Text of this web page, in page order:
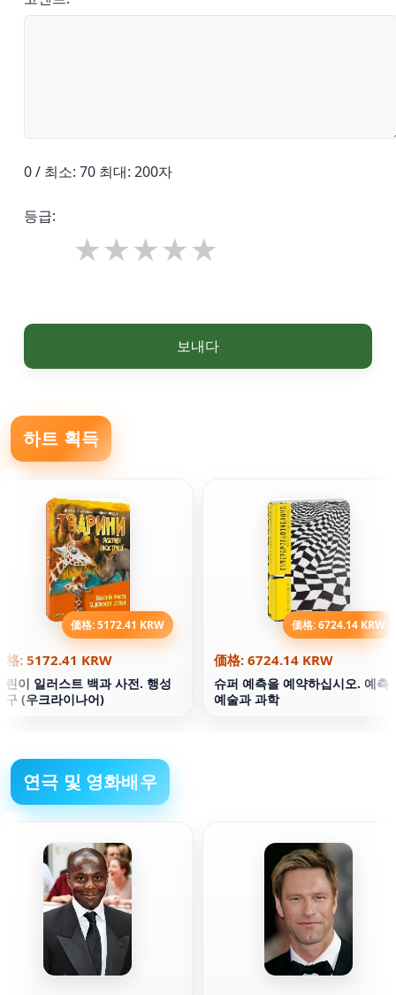
0 / 최소: 70 최대: 200자
등급:
보내다
하트 획득
価格: 5172.41 KRW
格: 5172.41 KRW
린이 일러스트 백과 사전. 행성
구 (우크라이나어)
価格: 6724.14 KRW
価格: 6724.14 KRW
슈퍼 예측을 예약하십시오. 예측
예술과 과학
연극 및 영화배우